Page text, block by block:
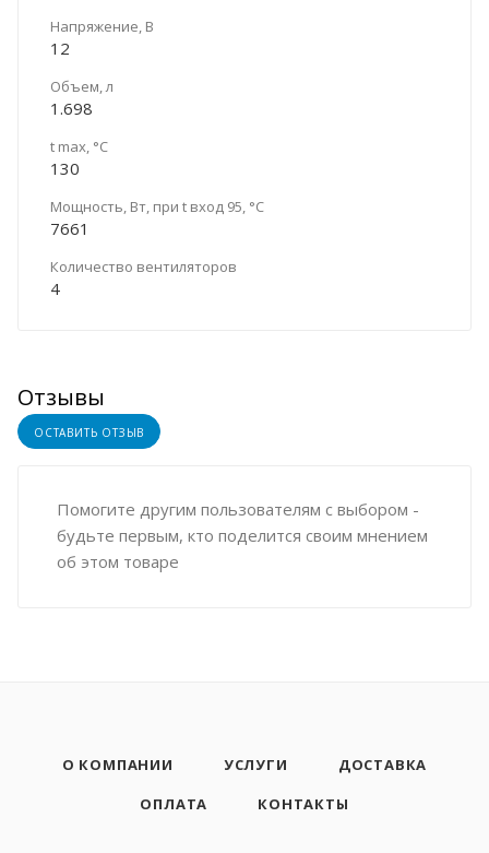
Напряжение, В
12
Объем, л
1.698
t max, °C
130
Мощность, Вт, при t вход 95, °C
7661
Количество вентиляторов
4
Отзывы
ОСТАВИТЬ ОТЗЫВ
Помогите другим пользователям с выбором -
будьте первым, кто поделится своим мнением
об этом товаре
О КОМПАНИИ УСЛУГИ
ДОСТАВКА
ОПЛАТА
КОНТАКТЫ